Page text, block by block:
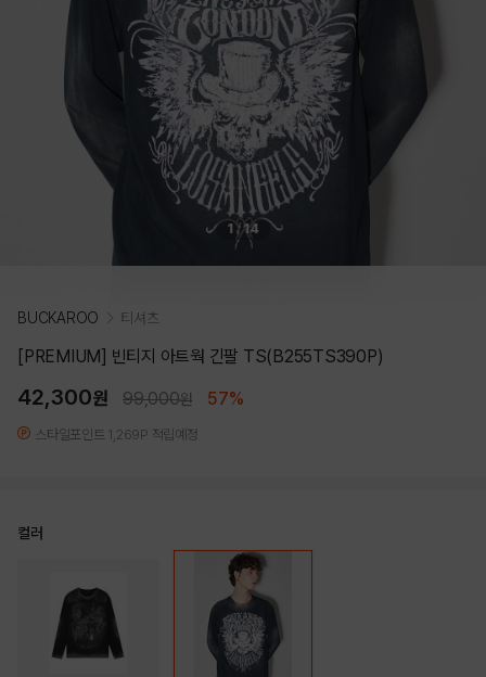
1 /14
BUCKAROO 티셔츠
[PREMIUM] 빈티지 아트웍 긴팔 TS(B255TS390P)
42,300원 99,000원 57%
스타일포인트 1,269P 적립예정
컬러